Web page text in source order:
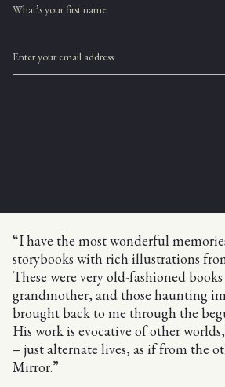
What’s your first name
Enter your email address
“I have the most wonderful
storybooks with rich illustrations
These were very old-fashioned
grandmother, and those haunting
brought back to me through the
His work is evocative of other
– just alternate lives, as if from the
Mirror.”